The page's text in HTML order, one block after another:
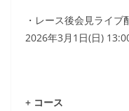
・レース後会見ライ
2026年3月1日(日)
+ コース